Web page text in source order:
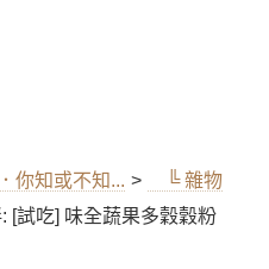
你知或不知... >
╚ 雜物
[試吃] 味全蔬果多穀穀粉